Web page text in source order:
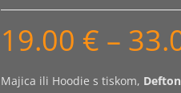
19.00 € –
Majica ili Hoodie s tiskom,